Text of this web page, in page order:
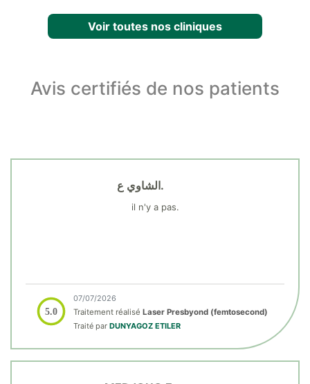
Voir toutes nos cliniques
Avis certifiés de nos patients
الشاوي ع.
il n'y a pas.
5.0
07/07/2026
Traitement réalisé Laser Presbyond (femtosecond)
Traité par DUNYAGOZ ETILER